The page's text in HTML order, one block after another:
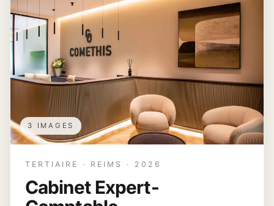
3 IMAGES
TERTIAIRE · REIMS · 2026
Cabinet Expert-